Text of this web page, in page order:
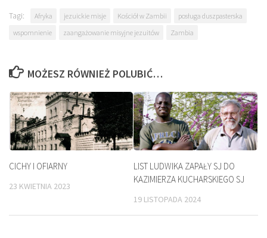
Tagi: Afryka jezuickie misje Kościół w Zambii
posługa duszpasterska
wspomnienie
zaangażowanie misyjne jezuitów Zambia
MOŻESZ RÓWNIEŻ POLUBIĆ…
CICHY I OFIARNY
23 KWIETNIA 2023
LIST LUDWIKA ZAPAŁY SJ DO
KAZIMIERZA KUCHARSKIEGO SJ
19 LISTOPADA 2024